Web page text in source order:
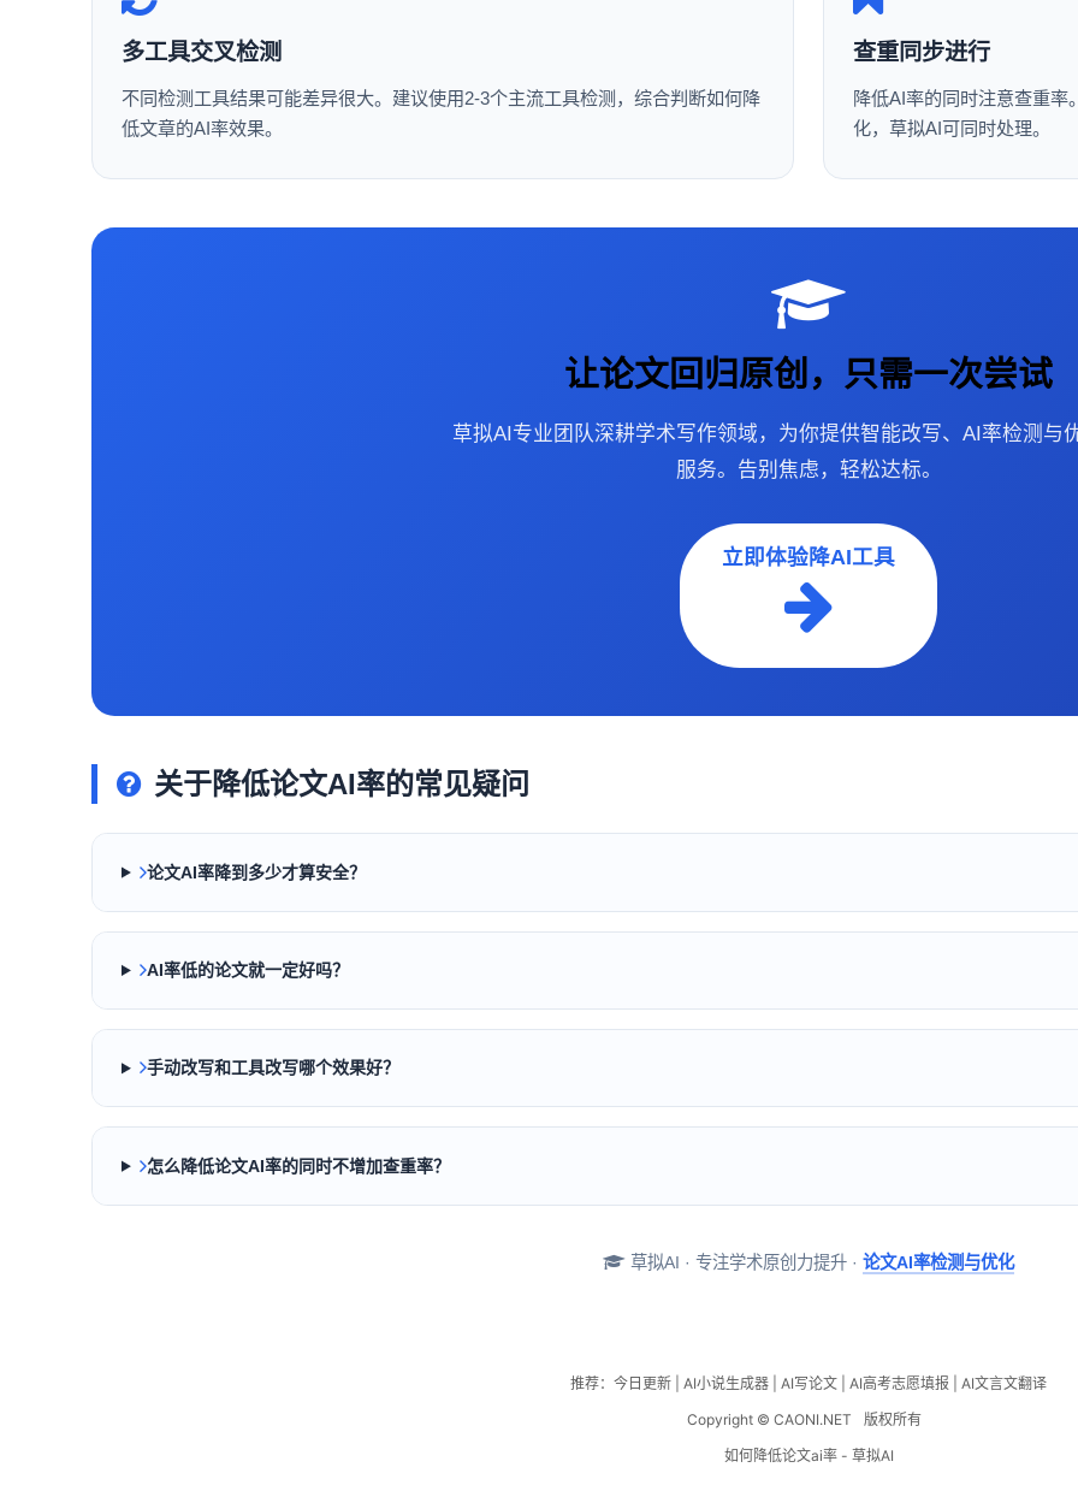
多工具交叉检测
不同检测工具结果可能差异很大。建议使用2-3个主流工具检测，综合判断如何降
低文章的AI率效果。
查重同步进行
降低AI率的同时注意查重
化，草拟AI可同时处理。
让论文回归原创，只需一次尝试
草拟AI专业团队深耕学术写作领域，为你提供智能改写、AI率检测与
服务。告别焦虑，轻松达标。
立即体验降AI工具
关于降低论文AI率的常见疑问
论文AI率降到多少才算安全？
AI率低的论文就一定好吗？
手动改写和工具改写哪个效果好？
怎么降低论文AI率的同时不增加查重率？
草拟AI · 专注学术原创力提升 · 论文AI率检测与优化
推荐： 今日更新 AI小说生成器 AI写论文 AI高考志愿填报
AI文言文翻译
Copyright © CAONI.NET
版权所有
如何降低论文ai率 - 草拟AI